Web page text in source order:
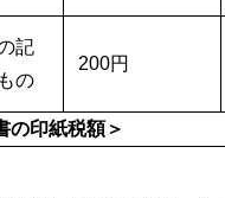
記
の
200円
の印紙税額＞